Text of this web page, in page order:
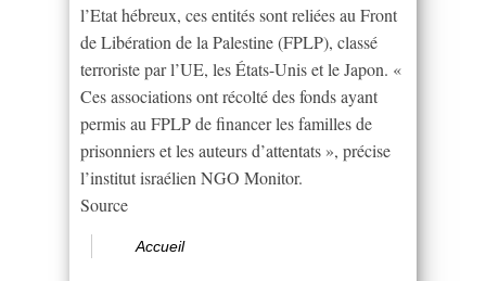
l’Etat hébreux, ces entités sont reliées au Front
de Libération de la Palestine (FPLP), classé
terroriste par l’UE, les États-Unis et le Japon. «
Ces associations ont récolté des fonds ayant
permis au FPLP de financer les familles de
prisonniers et les auteurs d’attentats », précise
l’institut israélien NGO Monitor.
Source
Accueil